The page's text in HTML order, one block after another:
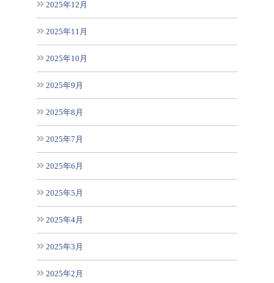
2025年12月
2025年11月
2025年10月
2025年9月
2025年8月
2025年7月
2025年6月
2025年5月
2025年4月
2025年3月
2025年2月